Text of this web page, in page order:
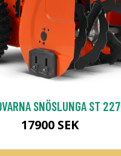
SNÖSLUNGA ST 227
17900 SEK